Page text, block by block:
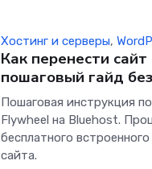
Хостинг и серверы,
Как перенести
пошаговый гайд
Пошаговая инструкция
Flywheel на Bluehost.
бесплатного
сайта.